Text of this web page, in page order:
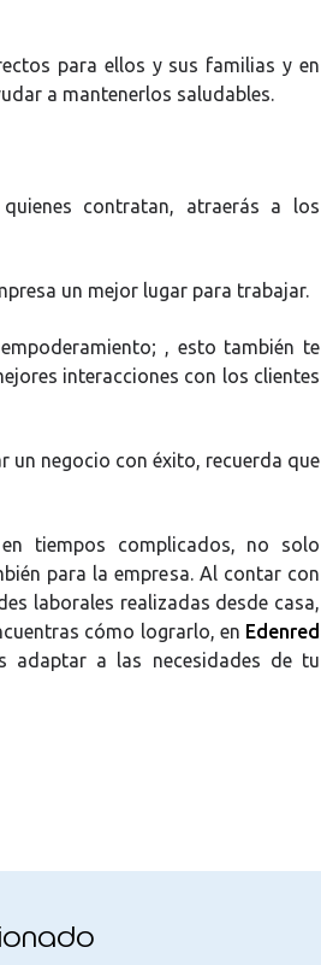
para ellos y sus familias y en
a mantenerlos saludables.
contratan, atraerás a los
un mejor lugar para trabajar.
, esto también te
interacciones con los clientes
un negocio con éxito, recuerda que
tiempos complicados, no solo
para la empresa. Al contar con
laborales realizadas desde casa,
cómo lograrlo, en Edenred
adaptar a las necesidades de tu